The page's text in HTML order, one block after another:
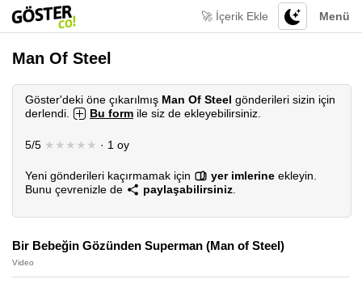
Menü
🚀 İçerik Ekle
Man Of Steel
Göster'deki öne çıkarılmış Man Of Steel gönderileri sizin için
derlendi.
Bu form ile siz de ekleyebilirsiniz.
5/5 ★★★★★ · 1 oy
Yeni gönderileri kaçırmamak için yer imlerine ekleyin.
Bunu çevrenizle de
paylaşabilirsiniz
Bir Bebeğin Gözünden Superman (Man of Steel)
Video